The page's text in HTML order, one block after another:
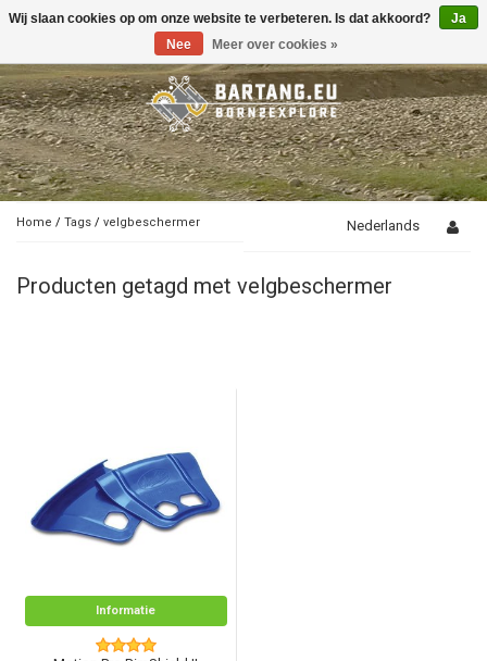
Toggle
Home / Tags / velgbeschermer Nederlands
Producten getagd met velgbeschermer
Informatie
Wij slaan cookies op om onze website te verbeteren. Is dat akkoord?
Ja
Nee
Meer over cookies »